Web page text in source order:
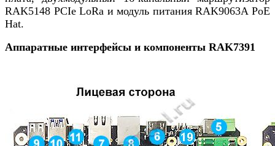
RAK5148 PCIe LoRa и модуль питания RAK9063A PoE
Hat.
Аппаратные интерфейсы и компоненты RAK7391